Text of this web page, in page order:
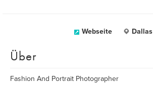
Webseite Dallas
Über
Fashion And Portrait Photographer